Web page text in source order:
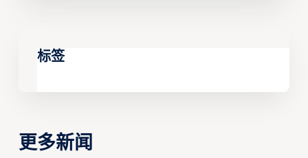
标签
更多新闻